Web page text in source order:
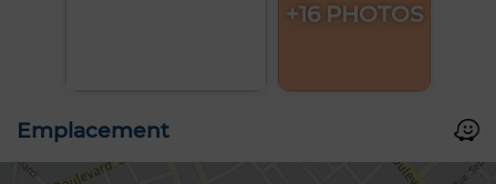
+16 PHOTOS
Emplacement